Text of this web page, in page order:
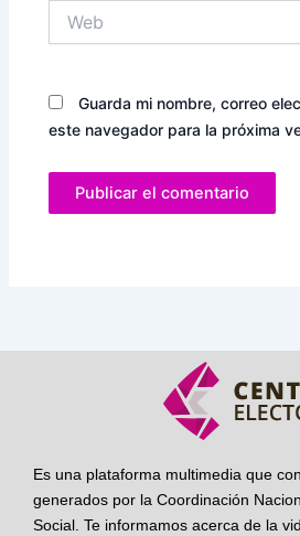
Guarda mi nombre, correo
este navegador para la próxima
Es una plataforma multimedia que
generados por la Coordinación
Social. Te informamos acerca de la